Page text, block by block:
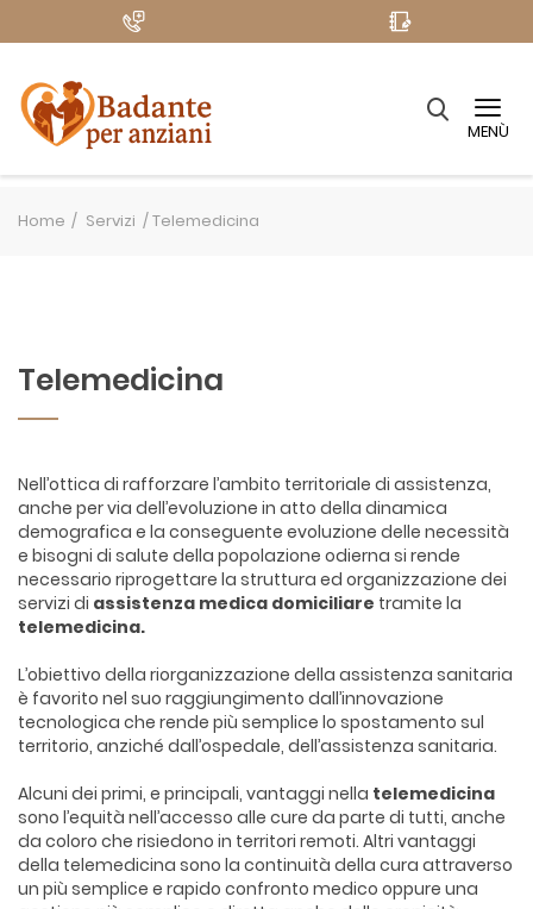
MENÙ
Home Servizi /Telemedicina
Telemedicina
Nell’ottica di rafforzare l’ambito territoriale di assistenza,
anche per via dell’evoluzione in atto della dinamica
demografica e la conseguente evoluzione delle necessità
e bisogni di salute della popolazione odierna si rende
necessario riprogettare la struttura ed organizzazione dei
servizi di assistenza medica domiciliare tramite la
telemedicina.
L’obiettivo della riorganizzazione della assistenza sanitaria
è favorito nel suo raggiungimento dall’innovazione
tecnologica che rende più semplice lo spostamento sul
territorio, anziché dall’ospedale, dell’assistenza sanitaria.
Alcuni dei primi, e principali, vantaggi nella telemedicina
sono l’equità nell’accesso alle cure da parte di tutti, anche
da coloro che risiedono in territori remoti. Altri vantaggi
della telemedicina sono la continuità della cura attraverso
un più semplice e rapido confronto medico oppure una